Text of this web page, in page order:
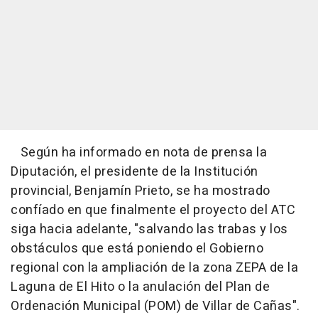
Según ha informado en nota de prensa la
Diputación, el presidente de la Institución
provincial, Benjamín Prieto, se ha mostrado
confíado en que finalmente el proyecto del ATC
siga hacia adelante, "salvando las trabas y los
obstáculos que está poniendo el Gobierno
regional con la ampliación de la zona ZEPA de la
Laguna de El Hito o la anulación del Plan de
Ordenación Municipal (POM) de Villar de Cañas".